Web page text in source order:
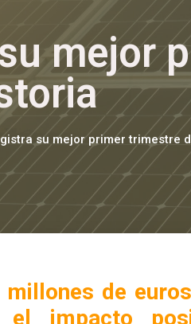
mejor
su mejor primer trimestre
de
el impacto